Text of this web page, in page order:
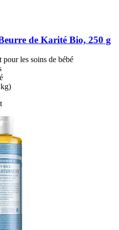
de Karité Bio, 250 g
les soins de bébé